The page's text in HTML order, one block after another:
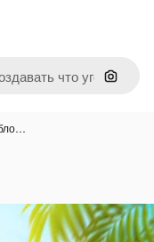
Поиск